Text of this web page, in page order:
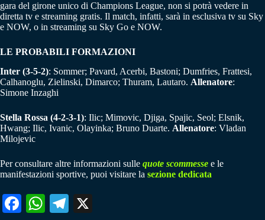
gara del girone unico di Champions League, non si potrà vedere in
diretta tv e streaming gratis. Il match, infatti, sarà in esclusiva tv su Sky
e NOW, o in streaming su Sky Go e NOW.
LE PROBABILI FORMAZIONI
Inter (3-5-2): Sommer; Pavard, Acerbi, Bastoni; Dumfries, Frattesi,
Calhanoglu, Zielinski, Dimarco; Thuram, Lautaro. Allenatore:
Simone Inzaghi
Stella Rossa (4-2-3-1): Ilic; Mimovic, Djiga, Spajic, Seol; Elsnik,
Hwang; Ilic, Ivanic, Olayinka; Bruno Duarte. Allenatore: Vladan
Milojevic
Per consultare altre informazioni sulle quote scommesse e le
manifestazioni sportive, puoi visitare la sezione dedicata
Fa W
Te